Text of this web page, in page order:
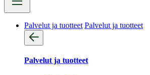
Palvelut ja tuotteet Palvelut ja tuotteet
Palvelut ja tuotteet